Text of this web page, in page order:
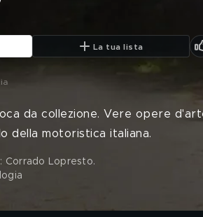
La tua lista
da collezione. Vere opere
della motoristica italiana.
Corrado Lopresto.